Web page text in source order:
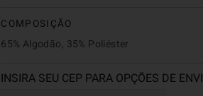
COMPOSIÇÃO
65% Algodão, 35% Poliéster